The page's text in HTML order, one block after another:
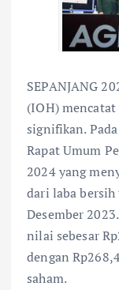
SEPANJANG
(IOH)
signifikan.
Rapat Umum
2024 yang
dari laba bersih
Desember
nilai sebesar
dengan
saham.